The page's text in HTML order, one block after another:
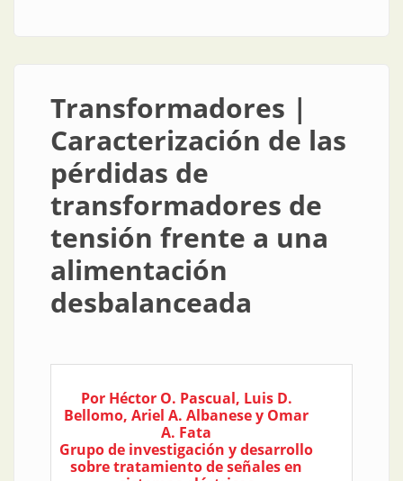
Transformadores |
Caracterización de las
pérdidas de
transformadores de
tensión frente a una
alimentación
desbalanceada
Por Héctor O. Pascual, Luis D.
Bellomo, Ariel A. Albanese y Omar
A. Fata
Grupo de investigación y desarrollo
sobre tratamiento de señales en